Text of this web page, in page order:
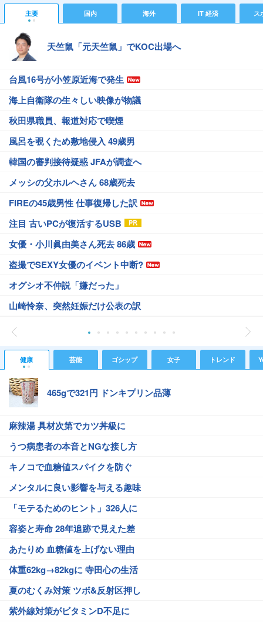
主要 国内 海外 IT 経済 ス
天竺鼠「元天竺鼠」でKOC出場へ
台風16号が小笠原近海で発生
海上自衛隊の生々しい映像が物議
秋田県職員、報道対応で喫煙
風呂を覗くため敷地侵入 49歳男
韓国の審判接待疑惑 JFAが調査へ
メッシの父ホルヘさん 68歳死去
FIREの45歳男性 仕事復帰した訳
注目 古いPCが復活するUSB
女優・小川眞由美さん死去 86歳
盗撮でSEXY女優のイベント中断?
オグシオ不仲説「嫌だった」
山崎怜奈、突然妊娠だけ公表の訳
健康 芸能 ゴシップ 女子 トレンド
465gで321円 ドンキプリン品薄
麻辣湯 具材次第でカツ丼級に
うつ病患者の本音とNGな接し方
キノコで血糖値スパイクを防ぐ
メンタルに良い影響を与える趣味
「モテるためのヒント」326人に
容姿と寿命 28年追跡で見えた差
あたりめ 血糖値を上げない理由
体重62kg→82kgに 寺田心の生活
夏のむくみ対策 ツボ&反射区押し
紫外線対策がビタミンD不足に